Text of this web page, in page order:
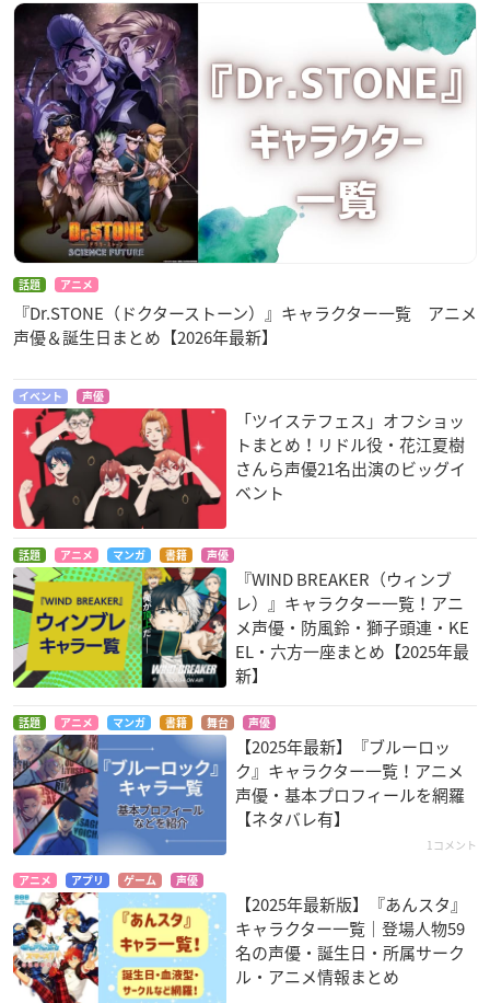
話題 アニメ
『Dr.STONE（ドクターストーン）』キャラクター一覧 アニメ
声優＆誕生日まとめ【2026年最新】
イベント 声優
「ツイステフェス」オフショッ
トまとめ！リドル役・花江夏樹
さんら声優21名出演のビッグイ
ベント
話題 アニメ マンガ 書籍 声優
『WIND BREAKER（ウィンブ
レ）』キャラクター一覧！アニ
メ声優・防風鈴・獅子頭連・KE
EL・六方一座まとめ【2025年最
新】
話題 アニメ マンガ 書籍 舞台 声優
【2025年最新】『ブルーロッ
ク』キャラクター一覧！アニメ
声優・基本プロフィールを網羅
【ネタバレ有】
1コメント
アニメ アプリ ゲーム 声優
【2025年最新版】『あんスタ』
キャラクター一覧｜登場人物59
名の声優・誕生日・所属サーク
ル・アニメ情報まとめ